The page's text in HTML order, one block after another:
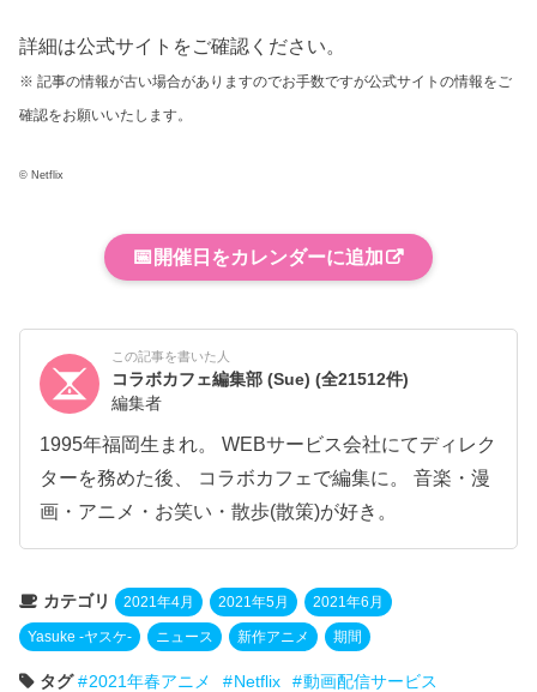
詳細は公式サイトをご確認ください。
※ 記事の情報が古い場合がありますのでお手数ですが公式サイトの情報をご
確認をお願いいたします。
© Netflix
📅 開催日をカレンダーに追加
この記事を書いた人
コラボカフェ編集部 (Sue)(全21512件)
編集者
1995年福岡生まれ。 WEBサービス会社にてディレク
ターを務めた後、 コラボカフェで編集に。 音楽・漫
画・アニメ・お笑い・散歩(散策)が好き。
カテゴリ 2021年4月 2021年5月 2021年6月
Yasuke -ヤスケ- ニュース 新作アニメ 期間
タグ 2021年春アニメ Netflix 動画配信サービス